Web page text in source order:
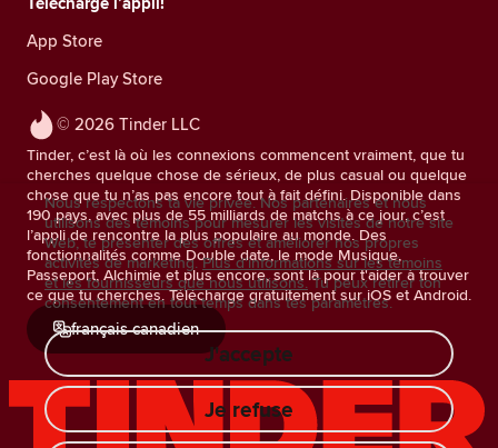
© 2026 Tinder LLC
Tinder, c’est là où les connexions commencent vraiment, que tu
cherches quelque chose de sérieux, de plus casual ou quelque
chose que tu n’as pas encore tout à fait défini. Disponible dans
190 pays, avec plus de 55 milliards de matchs à ce jour, c’est
l’appli de rencontre la plus populaire au monde. Des
fonctionnalités comme Double date, le mode Musique,
Passeport, Alchimie et plus encore, sont là pour t'aider à trouver
ce que tu cherches. Télécharge gratuitement sur iOS et Android.
français canadien
App Store
Google Play Store
Nous respectons ta vie privée. Nos partenaires et nous
utilisons des témoins pour mesurer les visites de notre site
Web, te présenter des offres et améliorer nos propres
activités de marketing. Plus d'informations sur les témoins
et les fournisseurs que nous utilisons. Tu peux retirer ton
consentement en tout temps dans tes paramètres.
J'accepte
Je refuse